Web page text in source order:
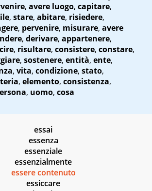
, avere luogo, capitare,
, stare, abitare, risiedere,
, pervenire, misurare, avere
, derivare, appartenere,
, risultare, consistere, constare,
, sostenere, entità, ente,
, vita, condizione, stato,
, elemento, consistenza,
, uomo, cosa
essai
essenza
essenziale
essenzialmente
essere contenuto
essiccare